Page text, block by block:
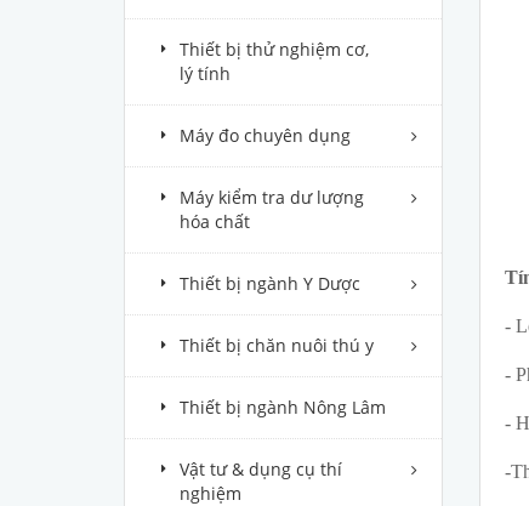
Thiết bị thử nghiệm cơ,
lý tính
Máy đo chuyên dụng
Máy kiểm tra dư lượng
hóa chất
Thiết bị ngành Y Dược
Thiết bị chăn nuôi thú y
Thiết bị ngành Nông Lâm
Vật tư & dụng cụ thí
nghiệm
-
-
-
-